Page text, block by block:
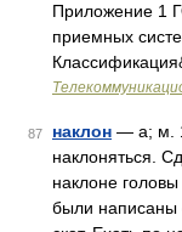
Приложение 1
приемных
87 наклон — а; м.
наклоняться.
наклоне
были написаны